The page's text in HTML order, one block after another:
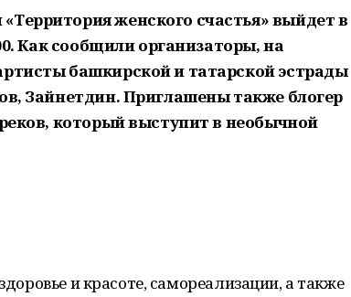
женского счастья» выйдет в
Как сообщили организаторы, на
башкирской и татарской эстрады
Зайнетдин. Приглашены также блогер
который выступит в необычной
и красоте, самореализации, а также